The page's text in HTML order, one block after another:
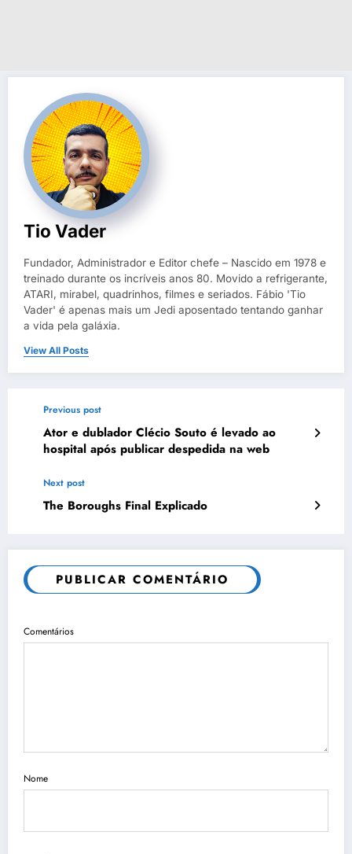
Tio Vader
Fundador, Administrador e Editor chefe – Nascido em 1978 e
treinado durante os incríveis anos 80. Movido a refrigerante,
ATARI, mirabel, quadrinhos, filmes e seriados. Fábio 'Tio
Vader' é apenas mais um Jedi aposentado tentando ganhar
a vida pela galáxia.
View All Posts
Previous post
Ator e dublador Clécio Souto é levado ao
hospital após publicar despedida na web
Next post
The Boroughs Final Explicado
PUBLICAR COMENTÁRIO
Comentários
Nome